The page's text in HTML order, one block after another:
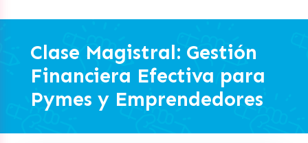
Clase Magistral: Gestión
Financiera Efectiva para
Pymes y Emprendedores